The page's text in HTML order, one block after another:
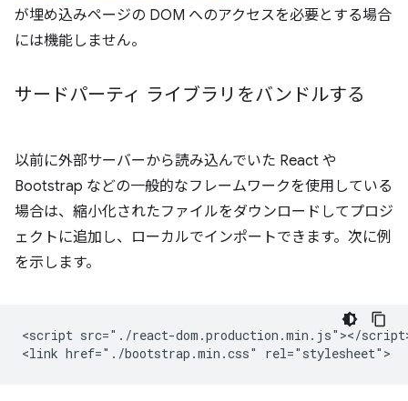
が埋め込みページの DOM へのアクセスを必要とする場合
には機能しません。
サードパーティ ライブラリをバンドルする
以前に外部サーバーから読み込んでいた React や
Bootstrap などの一般的なフレームワークを使用している
場合は、縮小化されたファイルをダウンロードしてプロジ
ェクトに追加し、ローカルでインポートできます。次に例
を示します。
<script src="./react-dom.production.min.js"></